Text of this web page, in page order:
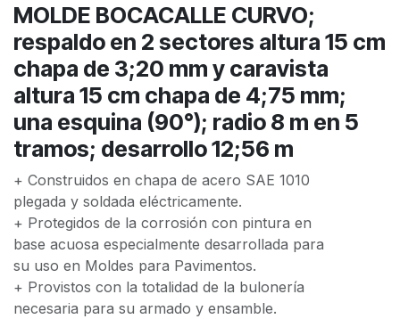
MOLDE BOCACALLE CURVO;
respaldo en 2 sectores altura 15 cm
chapa de 3;20 mm y caravista
altura 15 cm chapa de 4;75 mm;
una esquina (90°); radio 8 m en 5
tramos; desarrollo 12;56 m
+ Construidos en chapa de acero SAE 1010
plegada y soldada eléctricamente.
+ Protegidos de la corrosión con pintura en
base acuosa especialmente desarrollada para
su uso en Moldes para Pavimentos.
+ Provistos con la totalidad de la bulonería
necesaria para su armado y ensamble.